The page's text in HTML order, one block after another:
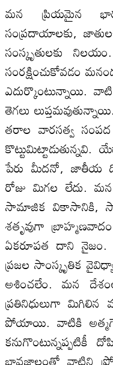
మన ప్రియమైన
సంప్రదాయాలకు,
సంస్కృతులకు
సంరక్షించుకోవడం
ఎదుర్కొంటున్నాయి.
తెగలు
తరాల వారసత్వ సంపద
పేరు మీదనో, జాతీయ
రోజు మిగల లేదు.
సామాజిక వికాసానికి,
శతృవుగా
ఏకరూపత దాని
ప్రజల సాంస్కృతిక
అశించలేం. మన
ప్రతినిధులుగా
పోయాయి. వాటికి
కనుగొంటున్నప్పటికీ